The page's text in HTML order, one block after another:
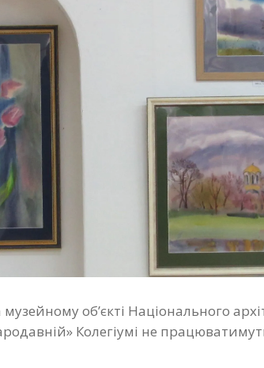
об’єкті Національного
Колегіумі не